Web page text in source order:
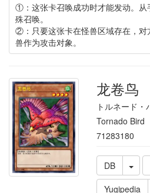
①：这张卡召唤成功时才能发动。从
殊召唤。
②：只要这张卡在怪兽区域存在，对
兽作为攻击对象。
龙卷鸟
トルネード・
Tornado Bird
71283180
DB
Yugipedia